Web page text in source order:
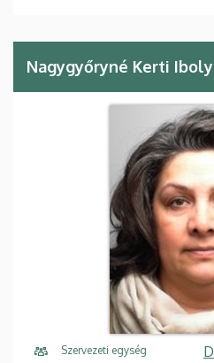
Nagygyőryné Kerti
Szervezeti egység